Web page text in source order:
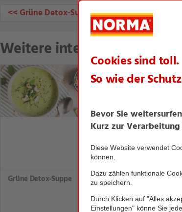
<< Grüne Detox-Suppe
Weitere interessante
Grüne Detox-Suppe Grüner
Kartoffeln, Spinat
Erbsen